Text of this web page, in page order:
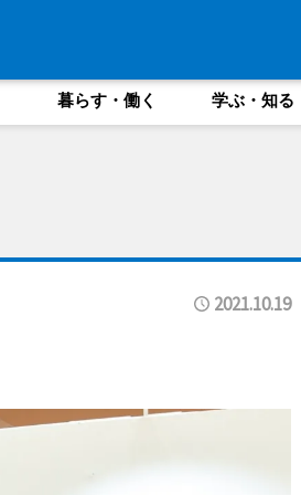
暮らす・働く 学ぶ・知る
2021.10.19